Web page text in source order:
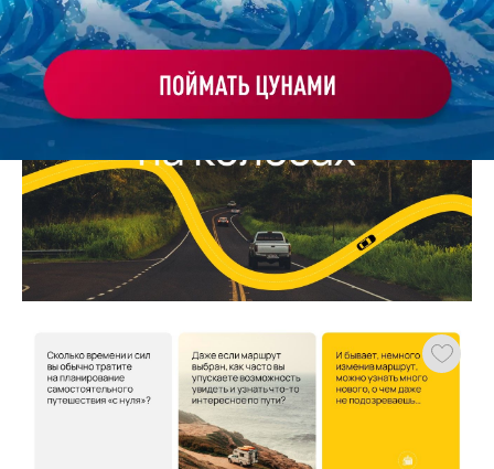
Работа
студента
ХОЧУ ЗАКАЗАТЬ ТАКУЮ ПРЕЗЕНТАЦИЮ